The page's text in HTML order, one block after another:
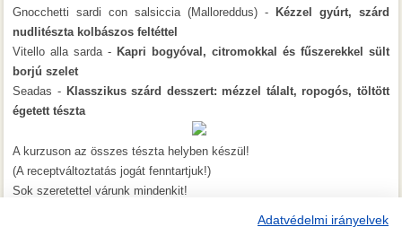
Gnocchetti sardi con salsiccia (Malloreddus) -
Kézzel gyúrt, szárd
nudlitészta kolbászos feltéttel
Vitello alla sarda - Kapri bogyóval, citromokkal és fűszerekkel sült
borjú szelet
Seadas - Klasszikus szárd desszert: mézzel tálalt, ropogós, töltött
égetett tészta
A kurzuson az összes tészta helyben készül!
(A receptváltoztatás jogát fenntartjuk!)
Sok szeretettel várunk mindenkit!
Adatvédelmi irányelvek